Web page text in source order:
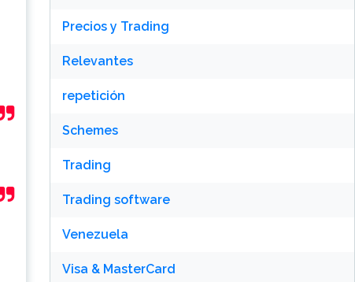
Precios y Trading
Relevantes
repetición
Schemes
Trading
Trading software
Venezuela
Visa & MasterCard